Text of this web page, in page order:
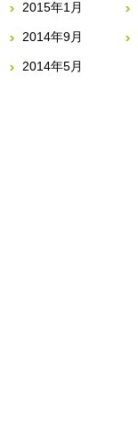
2015年1月
2014年9月
2014年5月